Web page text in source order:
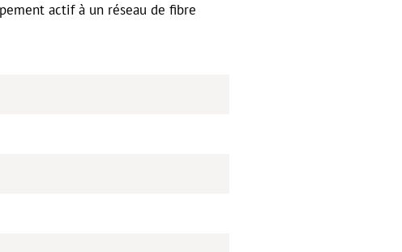
actif à un réseau de fibre